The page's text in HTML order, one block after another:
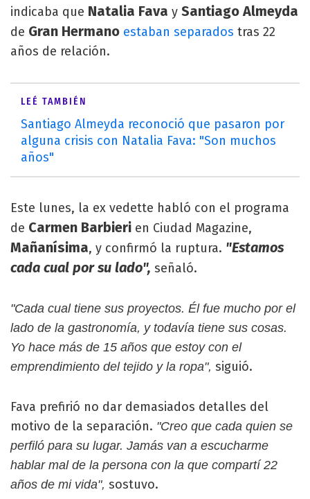
indicaba que Natalia Fava y Santiago Almeyda
de Gran Hermano estaban separados tras 22
años de relación.
LEÉ TAMBIÉN
Santiago Almeyda reconoció que pasaron por
alguna crisis con Natalia Fava: "Son muchos
años"
Este lunes, la ex vedette habló con el programa
de Carmen Barbieri en Ciudad Magazine,
Mañanísima, y confirmó la ruptura. "Estamos
cada cual por su lado", señaló.
"Cada cual tiene sus proyectos. Él fue mucho por el
lado de la gastronomía, y todavía tiene sus cosas.
Yo hace más de 15 años que estoy con el
emprendimiento del tejido y la ropa", siguió.
Fava prefirió no dar demasiados detalles del
motivo de la separación. "Creo que cada quien se
perfiló para su lugar. Jamás van a escucharme
hablar mal de la persona con la que compartí 22
años de mi vida", sostuvo.